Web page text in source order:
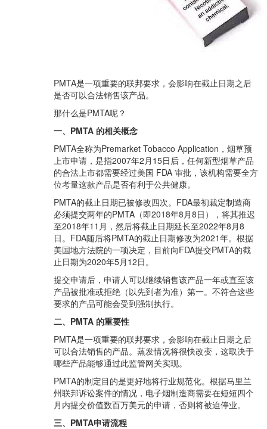
PMTA是一项重要的联邦要求，会影响在截止日期之后
是否可以合法销售该产品。
那什么是PMTA呢？
一、PMTA 的相关概念
PMTA全称为Premarket Tobacco Application，烟草预
上市申请，是指2007年2月15日后，任何新型烟草产品
的合法上市都需要经过美国 FDA 审批，该机构需要全方
位考量这款产品是否有利于公共健康。
PMTA的截止日期已被修改四次。FDA最初裁定制造商
必须提交两年的PMTA（即2018年8月8日），将其推迟
至2018年11月，然后将截止日期延长至2022年8月8
日。FDA随后将PMTA的截止日期修改为2021年。根据
美国地方法院的一项决定，目前向FDA提交PMTA的截
止日期为2020年5月12日。
提交申请后，申请人可以继续销售该产品一年或直至该
产品被批准或拒绝（以先到者为准）第一。不符合这些
要求的产品可能会受到强制执行。
二、PMTA 的重要性
PMTA是一项重要的联邦要求，会影响在截止日期之后
可以合法销售的产品。蒸发情况将很快改变，这取决于
哪些产品能够通过此监管网关实现。
PMTA的制定目的是更好地将行业规范化。根据马里兰
州联邦诉讼案件的情况，电子烟制造商需要在短短四个
月内提交价值数百万美元的申请，否则将被迫停业。
三、PMTA申请流程